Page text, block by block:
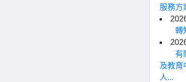
服務方
轉
有
及教育
人...